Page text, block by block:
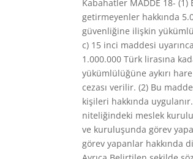
Kabahatler MADDE 18-
getirmeyenler hakkında
güvenliğine ilişkin
c) 15 inci maddesi
1.000.000 Türk lirasına
yükümlülüğüne aykırı
cezası verilir. (2) Bu
kişileri hakkında
niteliğindeki meslek
ve kuruluşunda görev
görev yapanlar hakkında